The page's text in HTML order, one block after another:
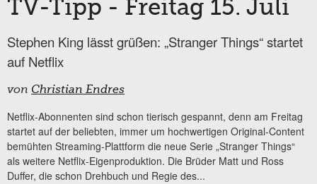
TV-Tipp - Freitag 15. Juli
Stephen King lässt grüßen: „Stranger Things“ startet
auf Netflix
von Christian Endres
Netflix-Abonnenten sind schon tierisch gespannt, denn am Freitag
startet auf der beliebten, immer um hochwertigen Original-Content
bemühten Streaming-Plattform die neue Serie „Stranger Things“
als weitere Netflix-Eigenproduktion. Die Brüder Matt und Ross
Duffer, die schon Drehbuch und Regie des...